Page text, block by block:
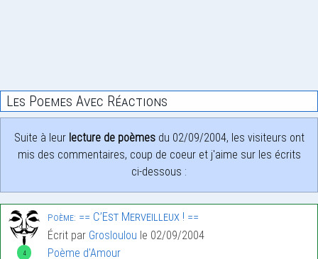
Les Poemes Avec Réactions
Suite à leur lecture de poèmesdu 02/09/2004, les visiteurs ont
mis des commentaires, coup de coeur et j'aime sur les écrits
ci-dessous :
4
Poème: == C’Est Merveilleux ! ==
Écrit par Grosloulou le 02/09/2004
Poème d'Amour